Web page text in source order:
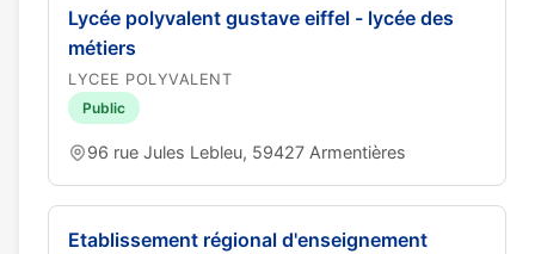
Lycée polyvalent gustave eiffel - lycée des
métiers
LYCEE POLYVALENT
Public
96 rue Jules Lebleu, 59427 Armentières
Etablissement régional d'enseignement